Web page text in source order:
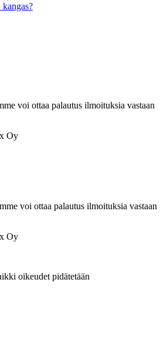
voi ottaa palautus ilmoituksia vastaan
Oy
voi ottaa palautus ilmoituksia vastaan
Oy
oikeudet pidätetään